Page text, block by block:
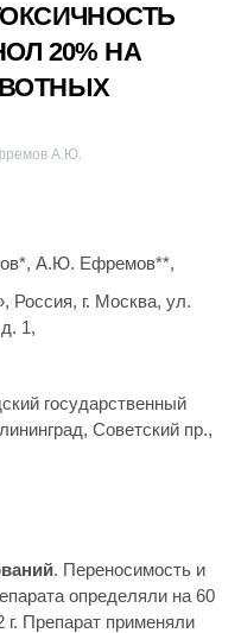
20% НА
А.Ю.
А.Ю. Ефремов**,
г. Москва, ул.
1,
государственный
Советский пр.,
. Переносимость и
определяли на 60
Препарат применяли